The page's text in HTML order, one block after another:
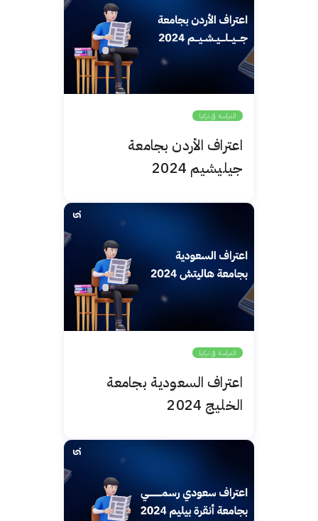
الدراسة في تركيا
اعتراف الأردن بجامعة
جيليشيم 2024
الدراسة في تركيا
اعتراف السعودية بجامعة
الخليج 2024